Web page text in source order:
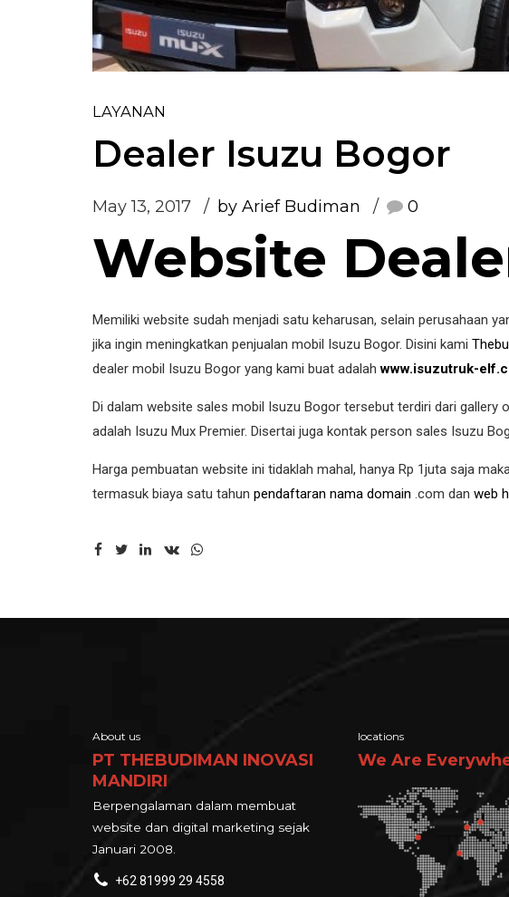
LAYANAN
Dealer Isuzu Bogor
May 13, 2017 by Arief Budiman 0
Website
Memiliki website sudah menjadi satu keharusan, selain perusahaan
jika ingin meningkatkan penjualan mobil Isuzu Bogor. Disini kami
dealer mobil Isuzu Bogor yang kami buat adalahwww.isuzutruk-
Di dalam website sales mobil Isuzu Bogor tersebut terdiri dari
adalah Isuzu Mux Premier. Disertai juga kontak person sales Isuzu
Harga pembuatan website ini tidaklah mahal, hanya Rp 1juta saja
termasuk biaya satu tahun pendaftaran nama domain .com dan web
About us
PT THEBUDIMAN INOVASI
MANDIRI
Berpengalaman dalam membuat
website dan digital marketing sejak
Januari 2008.
+62 81999 29 4558
locations
We Are